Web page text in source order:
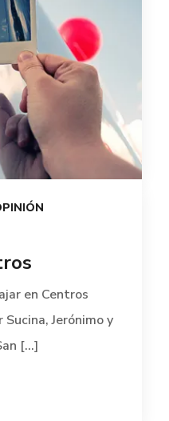
en Centros
Jerónimo y
[...]